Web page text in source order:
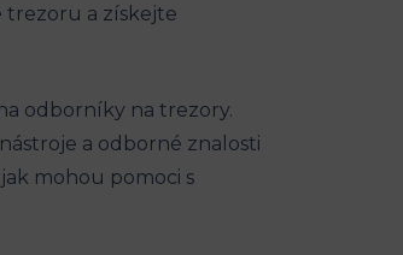
trezoru a získejte
odborníky na trezory.
a odborné znalosti
mohou pomoci s